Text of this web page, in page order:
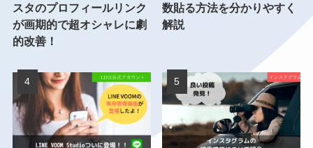
スタのプロフィールリンク
が画期的で超オシャレに劇
的改善！
数貼る方法を分かりやすく
解説